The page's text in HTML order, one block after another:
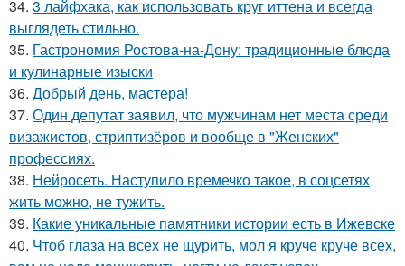
34. 3 лайфхака, как использовать круг иттена и всегда
выглядеть стильно.
35. Гастрономия Ростова-на-Дону: традиционные блюда
и кулинарные изыски
36. Добрый день, мастера!
37. Один депутат заявил, что мужчинам нет места среди
визажистов, стриптизёров и вообще в "Женских"
профессиях.
38. Нейросеть. Наступило времечко такое, в соцсетях
жить можно, не тужить.
39. Какие уникальные памятники истории есть в Ижевске
40. Чтоб глаза на всех не щурить, мол я круче круче всех,